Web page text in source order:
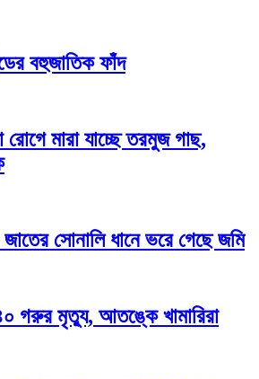
বহুজাতিক ফাঁদ
মারা যাচ্ছে তরমুজ গাছ,
জাতের সোনালি ধানে ভরে গেছে জমি
গরুর মৃত্যু, আতঙ্কে খামারিরা